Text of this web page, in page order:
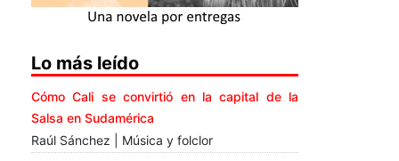
Lo más leído
Cómo Cali se convirtió en la capital de la
Salsa en Sudamérica
Raúl Sánchez | Música y folclor